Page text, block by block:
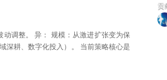
调整。 ‌异‌： ‌规模‌：从激进扩张变为保
深耕、数字化投入）。 当前策略核心是‌
贡